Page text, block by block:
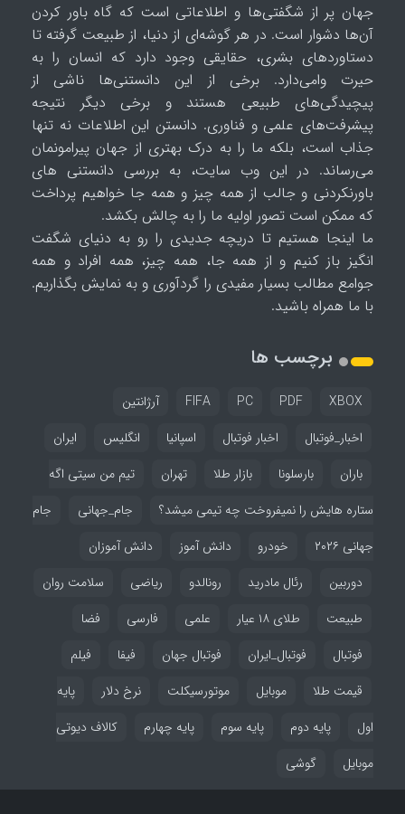
جهان پر از شگفتی‌ها و اطلاعاتی است که گاه باور کردن
آن‌ها دشوار است. در هر گوشه‌ای از دنیا، از طبیعت گرفته تا
دستاوردهای بشری، حقایقی وجود دارد که انسان را به
حیرت وامی‌دارد. برخی از این دانستنی‌ها ناشی از
پیچیدگی‌های طبیعی هستند و برخی دیگر نتیجه
پیشرفت‌های علمی و فناوری. دانستن این اطلاعات نه تنها
جذاب است، بلکه ما را به درک بهتری از جهان پیرامونمان
می‌رساند. در این وب سایت، به بررسی دانستنی های
باورنکردنی و جالب از همه چیز و همه جا خواهیم پرداخت
که ممکن است تصور اولیه ما را به چالش بکشد.
ما اینجا هستیم تا دریچه جدیدی را رو به دنیای شگفت
انگیز باز کنیم و از همه جا، همه چیز، همه افراد و همه
جوامع مطالب بسیار مفیدی را گردآوری و به نمایش بگذاریم.
با ما همراه باشید.
برچسب ها
FIFA PC PDF XBOX
آرژانتین
اخبار_فوتبال
اخبار فوتبال اسپانیا انگلیس
ایران
باران
بارسلونا بازار طلا تهران
تیم من سیتی اگه
ستاره هایش را نمیفروخت چه تیمی میشد؟
جام_جهانی
جام
جهانی ۲۰۲۶
خودرو دانش آموز
دانش آموزان
دوربین
رئال مادرید رونالدو ریاضی
سلامت روان
طبیعت
طلای ۱۸ عیار علمی فارسی
فضا
فوتبال
فوتبال_ایران فوتبال جهان فیفا
فیلم
قیمت طلا
موبایل موتورسیکلت نرخ دلار
پایه
اول
پایه دوم پایه سوم پایه چهارم
کالاف دیوتی
موبایل
گوشی